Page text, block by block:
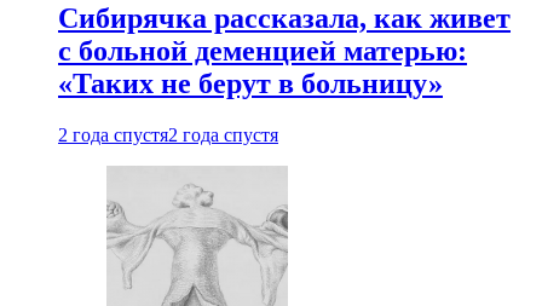
Сибирячка рассказала, как живет
с больной деменцией матерью:
«Таких не берут в больницу»
2 года спустя2 года спустя